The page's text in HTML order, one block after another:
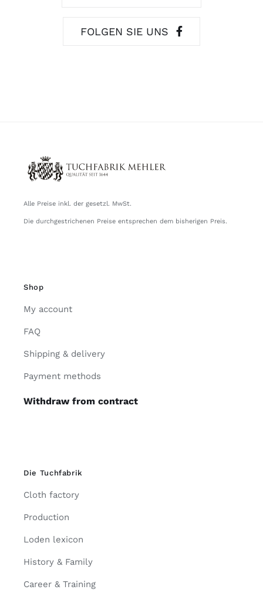
FOLGEN SIE UNS
Alle Preise inkl. der gesetzl. MwSt.
Die durchgestrichenen Preise entsprechen dem bisherigen Preis.
Shop
My account
FAQ
Shipping & delivery
Payment methods
Withdraw from contract
Die Tuchfabrik
Cloth factory
Production
Loden lexicon
History & Family
Career & Training